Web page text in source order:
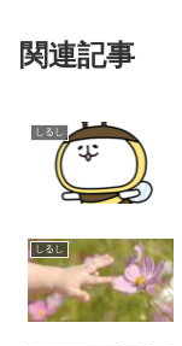
関連記事
しるし
しるし